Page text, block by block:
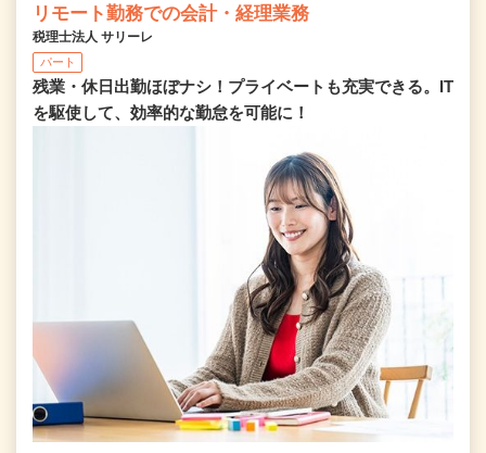
リモート勤務での会計・経理業務
税理士法人 サリーレ
パート
残業・休日出勤ほぼナシ！プライベートも充実できる。IT
を駆使して、効率的な勤怠を可能に！